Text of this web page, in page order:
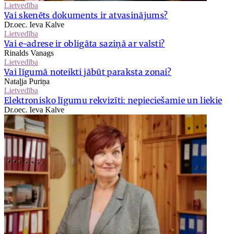
Lietvedība
Vai skenēts dokuments ir atvasinājums?
Dr.oec. Ieva Kalve
Lietvedība
Vai e-adrese ir obligāta saziņā ar valsti?
Rinalds Vanags
Lietvedība
Vai līgumā noteikti jābūt paraksta zonai?
Nataļja Puriņa
Lietvedība
Elektronisko līgumu rekvizīti: nepieciešamie un liekie
Dr.oec. Ieva Kalve